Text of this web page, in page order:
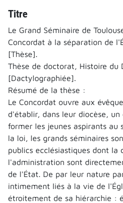
Titre
Le Grand Séminaire de
Concordat à la séparation de
[Thèse].
Thèse de doctorat, Histoire du
[Dactylographiée].
Résumé de la thèse :
Le Concordat ouvre aux
d'établir, dans leur diocèse,
former les jeunes aspirants au
la loi, les grands séminaires
publics ecclésiastiques dont la
l'administration sont
de l'État. De par leur nature
intimement liés à la vie de
étroitement de sa hiérarchie :